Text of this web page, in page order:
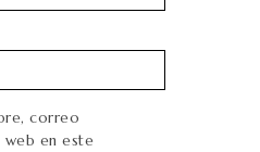
correo
en este